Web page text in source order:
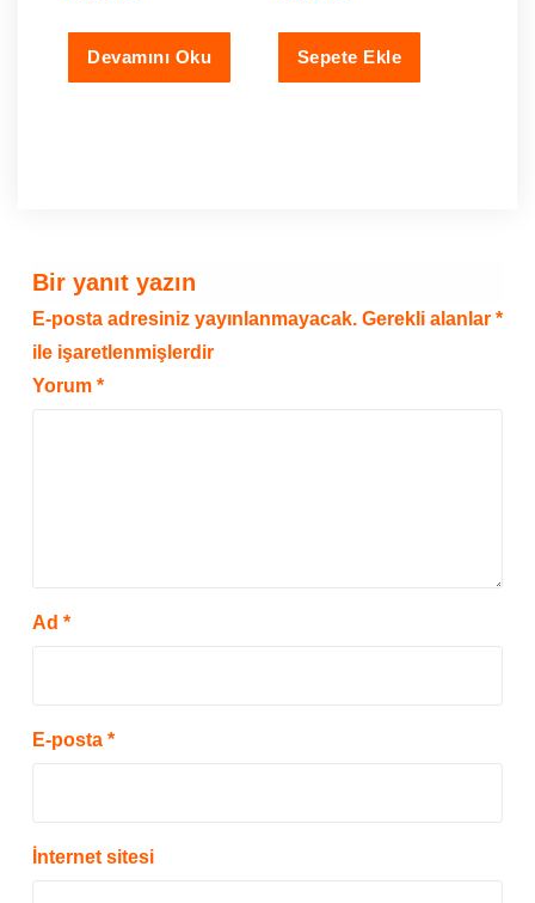
Devamını Oku Sepete Ekle
Bir yanıt yazın
E-posta adresiniz yayınlanmayacak. Gerekli alanlar *
ile işaretlenmişlerdir
Yorum *
Ad *
E-posta *
İnternet sitesi